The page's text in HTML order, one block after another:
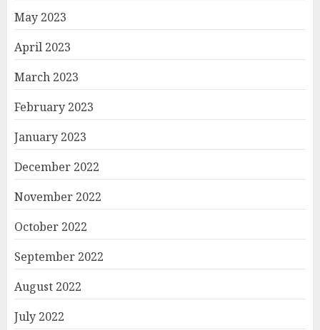
May 2023
April 2023
March 2023
February 2023
January 2023
December 2022
November 2022
October 2022
September 2022
August 2022
July 2022